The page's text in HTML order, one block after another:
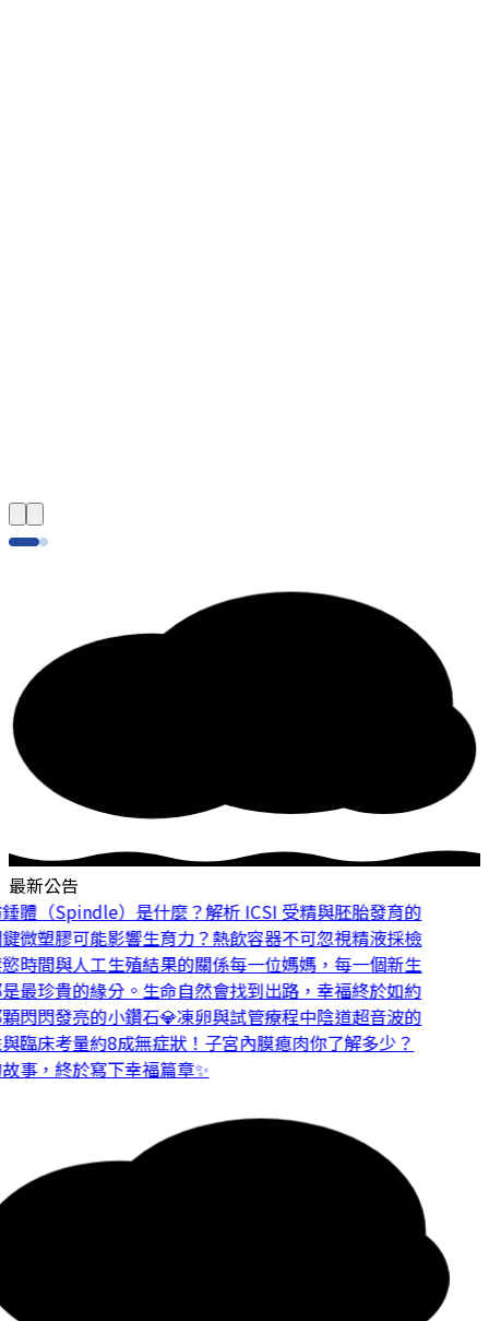
最新公告
體（Spindle）是什麼？解析 ICSI 受精與胚胎發育的
微塑膠可能影響生育力？熱飲容器不可忽視精液採檢
時間與人工生殖結果的關係每一位媽媽，每一個新生
珍貴的緣分。 生命自然會找到出路，幸福終於如約
閃閃發亮的小鑽石💎凍卵與試管療程中陰道超音波的
臨床考量約8成無症狀！子宮內膜瘜肉你了解多少？
事，終於寫下幸福篇章✨